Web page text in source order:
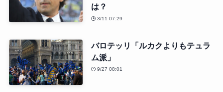
は？
3/11 07:29
バロテッリ「ルカクよりもテュラ
ム派」
9/27 08:01